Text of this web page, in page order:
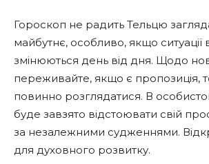
Гороскоп не радить Тельцю
майбутнє, особливо, якщо ситуації
змінюються день від дня. Щодо
переживайте, якщо є пропозиція,
повинно розглядатися. В
буде завзято відстоювати свій
за незалежними судженнями.
для духовного розвитку.